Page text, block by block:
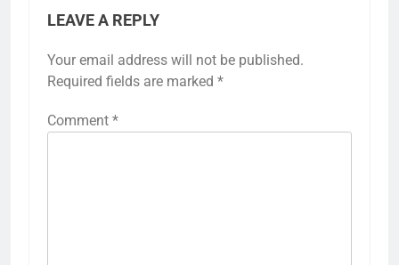
LEAVE A REPLY
Your email address will not be published.
Required fields are marked *
Comment *